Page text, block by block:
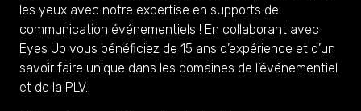
les yeux avec notre expertise en supports de
communication événementiels ! En collaborant avec
Eyes Up vous bénéficiez de 15 ans d’expérience et d’un
savoir faire unique dans les domaines de l’événementiel
et de la PLV.